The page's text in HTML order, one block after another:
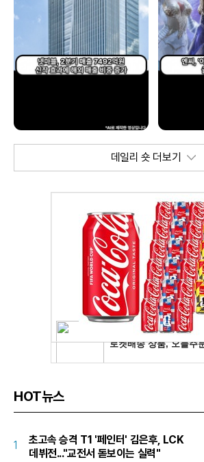
데일리 숏 더보기
HOT뉴스
1
초고속 승격 T1 '페인터' 김은후, LCK
데뷔전..."교전서 돋보이는 실력"